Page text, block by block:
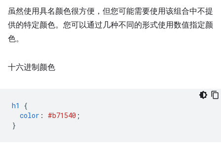
虽然使用具名颜色很方便，但您可能需要使用该组合中不提
供的特定颜色。您可以通过几种不同的形式使用数值指定颜
色。
十六进制颜色
h1
{
color : #b71540 ;
}